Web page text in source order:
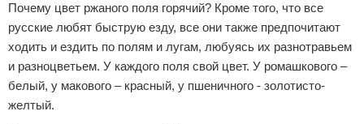
Почему цвет ржаного поля горячий? Кроме того, что все
русские любят быструю езду, все они также предпочитают
ходить и ездить по полям и лугам, любуясь их разнотравьем
и разноцветьем. У каждого поля свой цвет. У ромашкового –
белый, у макового – красный, у пшеничного - золотисто-
желтый.